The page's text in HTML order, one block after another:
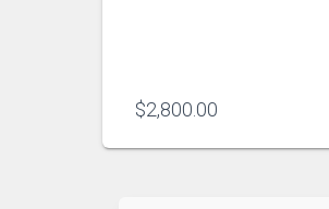
$2,800.00